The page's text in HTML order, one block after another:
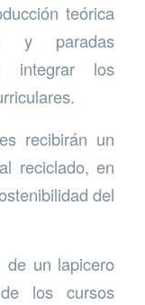
teórica
y paradas
integrar los
recibirán un
reciclado, en
del
de un lapicero
los cursos